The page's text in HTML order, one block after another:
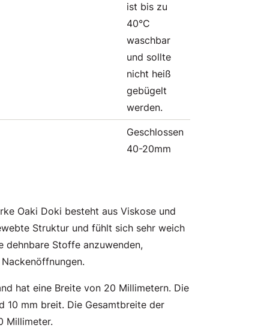
ist bis zu
40°C
waschbar
und sollte
nicht heiß
gebügelt
werden.
Geschlossen
40-20mm
Oaki Doki besteht aus Viskose und
Struktur und fühlt sich sehr weich
dehnbare Stoffe anzuwenden,
hat eine Breite von 20 Millimetern. Die
10 mm breit. Die Gesamtbreite der
Millimeter.